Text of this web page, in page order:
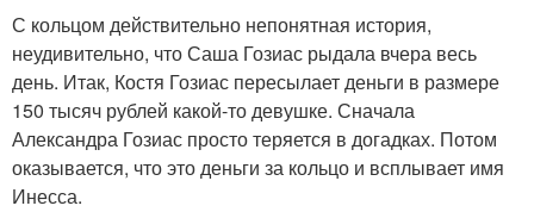
С кольцом действительно непонятная история,
неудивительно, что Саша Гозиас рыдала вчера весь
день. Итак, Костя Гозиас пересылает деньги в размере
150 тысяч рублей какой-то девушке. Сначала
Александра Гозиас просто теряется в догадках. Потом
оказывается, что это деньги за кольцо и всплывает имя
Инесса.